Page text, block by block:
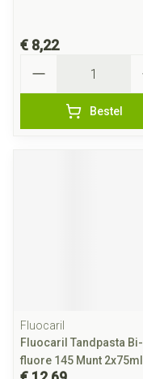
€ 8,22
Bestel
Fluocaril
Fluocaril Tandpasta Bi-
fluore 145 Munt 2x75ml